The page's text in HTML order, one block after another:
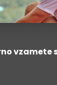
vzamete